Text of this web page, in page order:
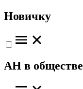
Новичку
АН в обществе